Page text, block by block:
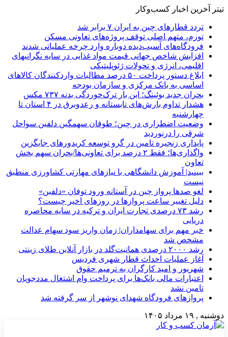
تیتر آخرین اخبار کسب‌وکار
تردد قطارهای چین به ایران ۷ برابر شد
تورم، متهم اصلی توقف پروژه‌های تعاونی مسکن
فرودگاه‌های آسیب‌دیده دوباره وارد چرخه عملیاتی شدند
افزایش شاخص جهانی قیمت مواد غذایی در سایه نگرانیهای
اقلیمی، انرژی و تحولات ژئوپلیتیکی
ابلاغ دستور پرداخت ۵۰ درصد مطالبات واردکنندگان کالاهای
اساسی به بانک مرکزی و سازمان بودجه
بحران جدید بوئینگ؛ این بار ترک‌خوردگی بدنه ۷۳۷ مکس
هشدار تداوم بارش‌های تابستانه و رعدوبرق در ۴ استان تا
چهارشنبه
وضعیت اضطراری در چین؛ طوفان سهمگین دلفین سواحل
شرقی را درنوردید
پایداری زنجیره تامین در گرو توسعه کریدورهای جایگزین
واگذاری‌ها؛ فقط ۲ درصد برای تعاونی‌ها/بحران سهم بخش
تعاون
ببینید| آموزش دانشگاهی با نیازهای مهارتی کشاورزی منطبق
نیست
لغو صدها پرواز چین در آستانه ورود توفان «دلفین»
دلیل تغییر ساعت پروازها در روزهای اخیر چیست؟
رشد ۷۳ درصدی تجارت ایران و ترکیه در سایه محاصره
دریایی
خبر مهم برای سهامداران| زمان واریز سود سهام عدالت
مشخص شد
رشد ۲۰۰۰ درصدی هماتیت‌گلد در بازار آنلاین طلای زینتی
آغاز عملیات احداث قطار شهری فردیس
شهریور و امید کارگران به ترمیم حقوق
اعتبارات مالی بانک‌ها برای پرداخت وام اشتغال مددجویان
تامین نشد
پروازهای فرودگاه شهدای نوشهر از سر گرفته شد
دوشنبه , ۱۹ مرداد ۱۴۰۵